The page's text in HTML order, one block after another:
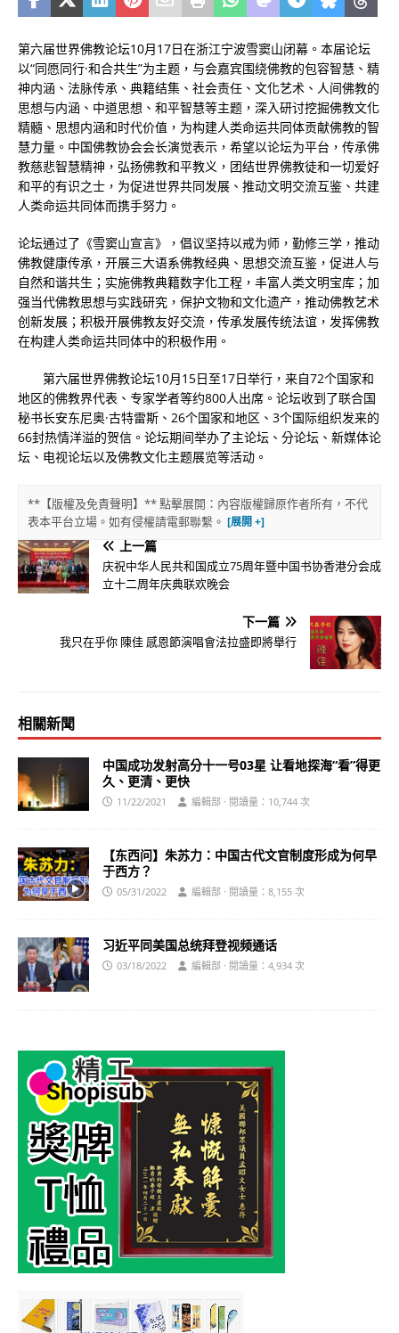
第六届世界佛教论坛10月17日在浙江宁波雪窦山闭幕。 本届论坛
以“同愿同行·和合共生”为主题，与会嘉宾围绕佛教的包容智慧、精
神内涵、法脉传承、典籍结集、社会责任、文化艺术、人间佛教的
思想与内涵、中道思想、和平智慧等主题，深入研讨挖掘佛教文化
精髓、思想内涵和时代价值，为构建人类命运共同体贡献佛教的智
慧力量。中国佛教协会会长演觉表示，希望以论坛为平台，传承佛
教慈悲智慧精神，弘扬佛教和平教义，团结世界佛教徒和一切爱好
和平的有识之士，为促进世界共同发展、推动文明交流互鉴、共建
人类命运共同体而携手努力。
论坛通过了《雪窦山宣言》，倡议坚持以戒为师，勤修三学，推动
佛教健康传承，开展三大语系佛教经典、思想交流互鉴，促进人与
自然和谐共生；实施佛教典籍数字化工程，丰富人类文明宝库；加
强当代佛教思想与实践研究，保护文物和文化遗产，推动佛教艺术
创新发展；积极开展佛教友好交流，传承发展传统法谊，发挥佛教
在构建人类命运共同体中的积极作用。
第六届世界佛教论坛10月15日至17日举行，来自72个国家和
地区的佛教界代表、专家学者等约800人出席。论坛收到了联合国
秘书长安东尼奥·古特雷斯、26个国家和地区、3个国际组织发来的
66封热情洋溢的贺信。论坛期间举办了主论坛、分论坛、新媒体论
坛、电视论坛以及佛教文化主题展览等活动。
**【版權及免責聲明】** 點擊展開：內容版權歸原作者所有，不代
表本平台立場。如有侵權請電郵聯繫。
上一篇
庆祝中华人民共和国成立75周年暨中国书协香港分会成
立十二周年庆典联欢晚会
下一篇
我只在乎你 陳佳 感恩節演唱會法拉盛即將舉行
相關新聞
中国成功发射高分十一号03星 让看地探海“看”得更
久、更清、更快
11/22/2021 編輯部 · 閱讀量：10,744 次
【东西问】朱苏力：中国古代文官制度形成为何早
于西方？
05/31/2022 編輯部 · 閱讀量：8,155 次
习近平同美国总统拜登视频通话
03/18/2022 編輯部 · 閱讀量：4,934 次